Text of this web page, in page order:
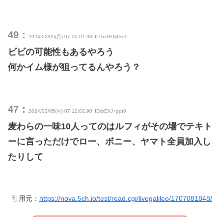
49： 2024/02/05(月) 07:20:01.98 ID:bzGOj3SZ0
ビビの可能性もあるやろう
何かイム様が狙ってるんやろう？
47： 2024/02/05(月) 07:12:02.90 ID:bEhJ+ppt0
麦わらの一味10人ってのはルフィがその場でテキト
ーに言っただけでロー、ボニー、ヤマト全員加入し
たりして
引用元： https://nova.5ch.io/test/read.cgi/livegalileo/1707081848/